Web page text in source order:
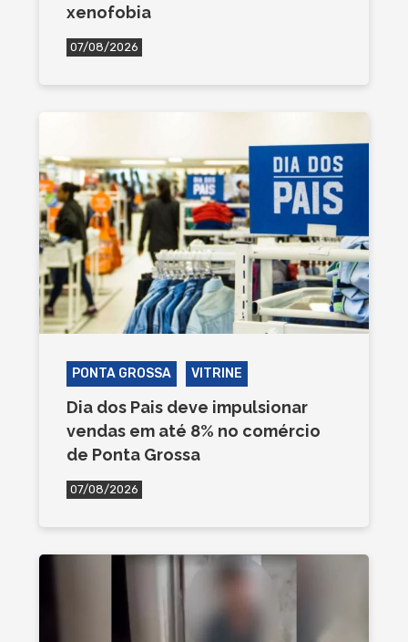
xenofobia
07/08/2026
PONTA GROSSA VITRINE
Dia dos Pais deve impulsionar
vendas em até 8% no comércio
de Ponta Grossa
07/08/2026